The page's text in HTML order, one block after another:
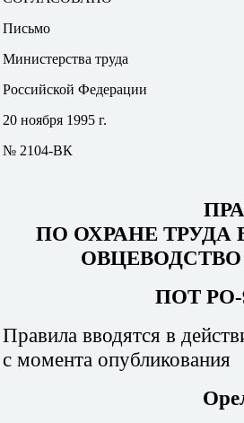
Письмо
Министерства труда
Российской Федерации
20 ноября 1995 г.
№ 2104-ВК
ПО ОХРАНЕ
ПОТ РО-
Правила вводятся в
с момента опубликования